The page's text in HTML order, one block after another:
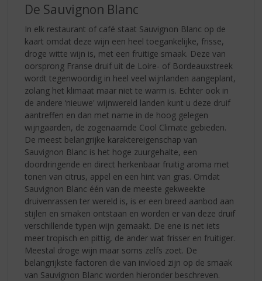
De Sauvignon Blanc
In elk restaurant of café staat Sauvignon Blanc op de
kaart omdat deze wijn een heel toegankelijke, frisse,
droge witte wijn is, met een fruitige smaak. Deze van
oorsprong Franse druif uit de Loire- of Bordeauxstreek
wordt tegenwoordig in heel veel wijnlanden aangeplant,
zolang het klimaat maar niet te warm is. Echter ook in
de andere ‘nieuwe' wijnwereld landen kunt u deze druif
aantreffen en dan met name in de hoog gelegen
wijngaarden, de zogenaamde Cool Climate gebieden.
De meest belangrijke karaktereigenschap van
Sauvignon Blanc is het hoge zuurgehalte, een
doordringende en direct herkenbaar fruitig aroma met
tonen van citrus, appel en een hint van gras. Omdat
Sauvignon Blanc één van de meeste gekweekte
druivenrassen ter wereld is, is er een breed aanbod aan
stijlen en smaken ontstaan en worden er van deze druif
verschillende typen wijn gemaakt. De ene is net iets
meer tropisch en pittig, de ander wat frisser en fruitiger.
Meestal droge wijn maar soms zelfs zoet. De
belangrijkste factoren die van invloed zijn op de smaak
van Sauvignon Blanc worden hieronder beschreven.